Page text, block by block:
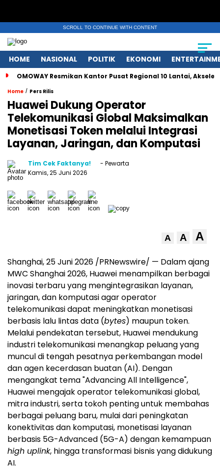
SCROLL TO CONTINUE WITH CONTENT
HOME NASIONAL POLITIK EKONOMI
OMOWAY Resmikan Kantor Pusat Regional 10 Lantai,
Home / Pers Rilis
Huawei Dukung Operator
Telekomunikasi Global Maksimalkan
Monetisasi Token melalui Integrasi
Layanan, Jaringan, dan Komputasi
Tim Cek Faktanya!
- Pewarta
Kamis, 25 Juni 2026
A A A
Shanghai, 25 Juni 2026 /PRNewswire/ — Dalam ajang
MWC Shanghai 2026, Huawei menampilkan berbagai
inovasi terbaru yang mengintegrasikan layanan,
jaringan, dan komputasi agar operator
telekomunikasi dapat meningkatkan monetisasi
berbasis lalu lintas data (bytes) maupun token.
Melalui pendekatan tersebut, Huawei mendukung
industri telekomunikasi menangkap peluang yang
muncul di tengah pesatnya perkembangan model
dan agen kecerdasan buatan (AI). Dengan
mengangkat tema "Advancing All Intelligence",
Huawei mengajak operator telekomunikasi global,
mitra industri, serta tokoh penting untuk membahas
berbagai peluang baru, mulai dari peningkatan
konektivitas dan komputasi, monetisasi layanan
berbasis 5G-Advanced (5G-A) dengan kemampuan
high uplink, hingga transformasi bisnis yang didukung
AI.